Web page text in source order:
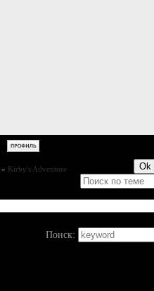
» Kirby's Adventure
Поиск: